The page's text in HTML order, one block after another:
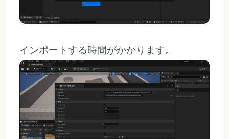
インポートする時間がかかります。